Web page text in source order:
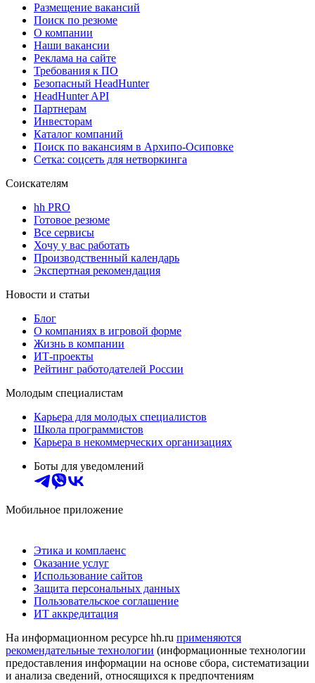
Размещение вакансий
Поиск по резюме
О компании
Наши вакансии
Реклама на сайте
Требования к ПО
Безопасный HeadHunter
HeadHunter API
Партнерам
Инвесторам
Каталог компаний
Поиск по вакансиям в Архипо-Осиповке
Сетка: соцсеть для нетворкинга
Соискателям
hh PRO
Готовое резюме
Все сервисы
Хочу у вас работать
Производственный календарь
Экспертная рекомендация
Новости и статьи
Блог
О компаниях в игровой форме
Жизнь в компании
ИТ-проекты
Рейтинг работодателей России
Молодым специалистам
Карьера для молодых специалистов
Школа программистов
Карьера в некоммерческих организациях
Боты для уведомлений
Мобильное приложение
Этика и комплаенс
Оказание услуг
Использование сайтов
Защита персональных данных
Пользовательское соглашение
ИТ аккредитация
На информационном ресурсе hh.ru применяются
рекомендательные технологии (информационные технологии
предоставления информации на основе сбора, систематизации
и анализа сведений, относящихся к предпочтениям